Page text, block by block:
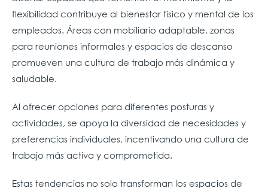
flexibilidad contribuye al bienestar físico y mental de los
empleados. Áreas con mobiliario adaptable, zonas
para reuniones informales y espacios de descanso
promueven una cultura de trabajo más dinámica y
saludable.
Al ofrecer opciones para diferentes posturas y
actividades, se apoya la diversidad de necesidades y
preferencias individuales, incentivando una cultura de
trabajo más activa y comprometida.
Estas tendencias no solo transforman los espacios de